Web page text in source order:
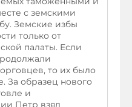
с земскими
Земские избы
только от
палаты. Если
то их было
За образец нового
и
Петр взял